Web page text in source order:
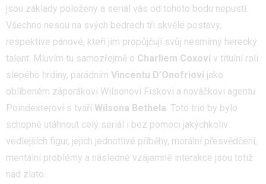
jsou základy položeny a seriál vás od tohoto bodu nepustí.
Všechno nesou na svých bedrech tři skvělé postavy,
respektive pánové, kteří jim propůjčují svůj nesmírný herecký
talent. Mluvím tu samozřejmě o Charliem Coxovi v titulní roli
slepého hrdiny, parádním Vincentu D’Onofriovi jako
oblíbeném záporákovi Wilsonovi Fiskovi a nováčkovi agentu
Poindexterovi s tváří Wilsona Bethela . Toto trio by bylo
schopné utáhnout celý seriál i bez pomoci jakýchkoliv
vedlejších figur, jejich jednotlivé příběhy, morální přesvědčení,
mentální problémy a následné vzájemné interakce jsou totiž
nad zlato.